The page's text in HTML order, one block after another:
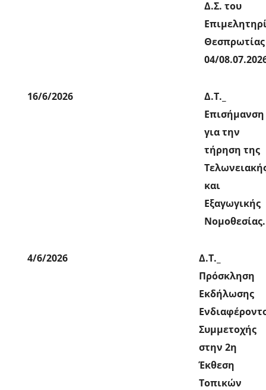
Δ.Σ. του
Θεσπρωτίας
04/
16/6/2026
Δ.Τ._
Επισήμανση
για την
τήρηση της
και
Εξαγωγικής
Νομοθεσίας.
4/6/2026
Δ.Τ._
Πρόσκληση
Εκδήλωσης
Συμμετοχής
στην 2η
Έκθεση
Τοπικών